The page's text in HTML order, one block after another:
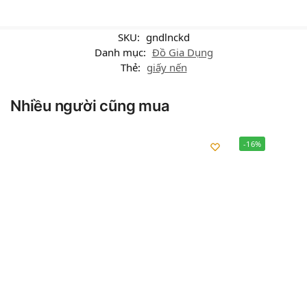
SKU: gndlnckd
Danh mục: Đồ Gia Dụng
Thẻ: giấy nến
Nhiều người cũng mua
-16%